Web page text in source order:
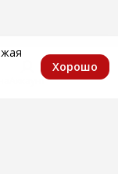
Хорошо
Аккаунт